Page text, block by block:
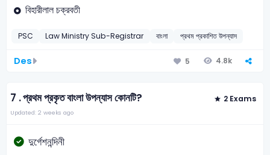
বিহারীলাল চক্রবতী
PSC Law Ministry Sub-Registrar বাংলা প্রথম প্রকাশিত উপন্যাস
Des 5 4.8k
7 .প্রথম প্রকৃত বাংলা উপন্যাস কোনটি? 2 Exams
Updated: 2 weeks ago
দুর্গেশনন্দিনী